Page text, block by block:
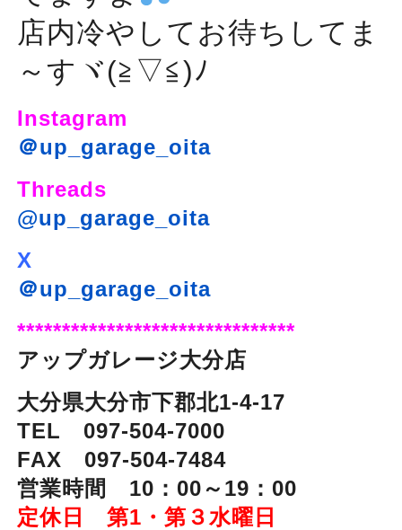
店内冷やしてお待ちしてま
～すヾ(≧▽≦)ﾉ
Instagram
＠up_garage_oita
Threads
@up_garage_oita
X
＠up_garage_oita
*******************************
アップガレージ大分店
大分県大分市下郡北1-4-17
TEL 097-504-7000
FAX 097-504-7484
営業時間 10：00～19：00
定休日 第1・第３水曜日